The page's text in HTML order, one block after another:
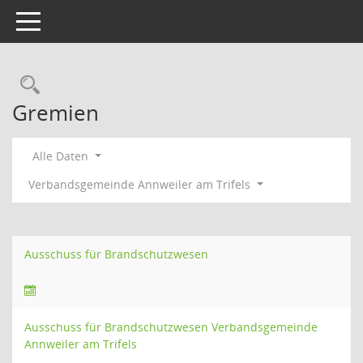
Toggle navigation
Rechercheauswahl
Gremien
Alle Daten
Verbandsgemeinde Annweiler am Trifels
Ausschuss für Brandschutzwesen
Ausschuss für Brandschutzwesen Verbandsgemeinde
Annweiler am Trifels